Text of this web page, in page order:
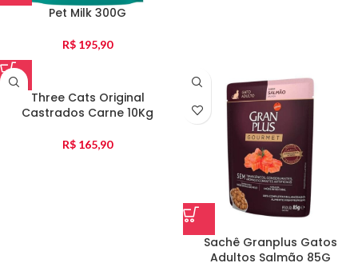
Pet Milk 300G
R$ 195,90
Three Cats Original
Castrados Carne 10Kg
R$ 165,90
Sachê Granplus Gatos
Adultos Salmão 85G